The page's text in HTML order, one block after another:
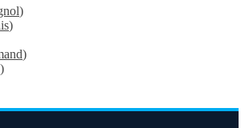
)
)
)
)